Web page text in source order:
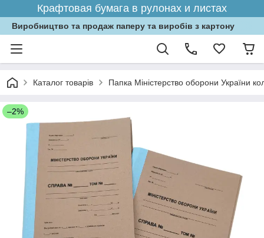
Крафтовая бумага в рулонах и листах
Виробництво та продаж паперу та виробів з картону
Каталог товарів Папка Міністерство оборони України
–2%